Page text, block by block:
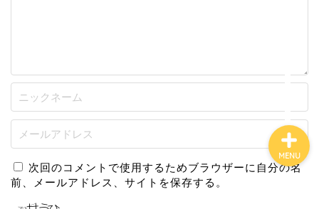
次回のコメントで使用するためブラウザーに自分の名
前、メールアドレス、サイトを保存する。
MENU